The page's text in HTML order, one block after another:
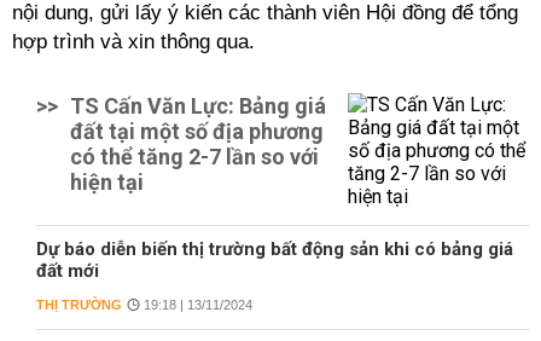
nội dung, gửi lấy ý kiến các thành viên Hội đồng để tổng
hợp trình và xin thông qua.
>> TS Cấn Văn Lực: Bảng giá
đất tại một số địa phương
có thể tăng 2-7 lần so với
hiện tại
Dự báo diễn biến thị trường bất động sản khi có bảng giá
đất mới
THỊ TRƯỜNG 19:18 | 13/11/2024